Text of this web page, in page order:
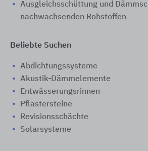
Ausgleichsschüttung und
nachwachsenden Rohstoffen
Beliebte Suchen
Abdichtungssysteme
Akustik-Dämmelemente
Entwässerungsrinnen
Pflastersteine
Revisionsschächte
Solarsysteme